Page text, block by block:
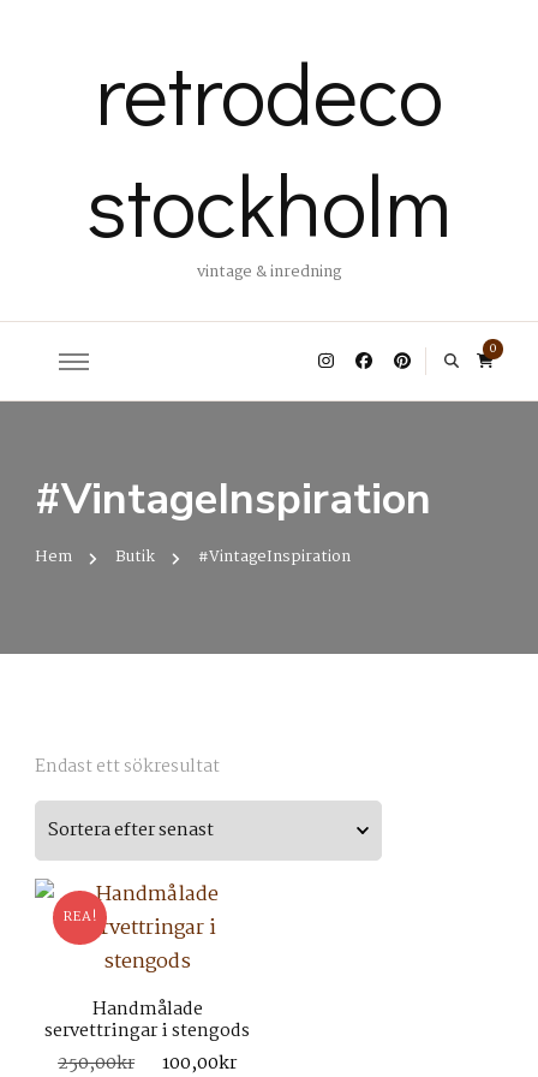
retrodeco
stockholm
vintage & inredning
0
#VintageInspiration
Hem Butik #VintageInspiration
Endast ett sökresultat
REA!
Handmålade
servettringar i stengods
250,00kr
Det
100,00kr